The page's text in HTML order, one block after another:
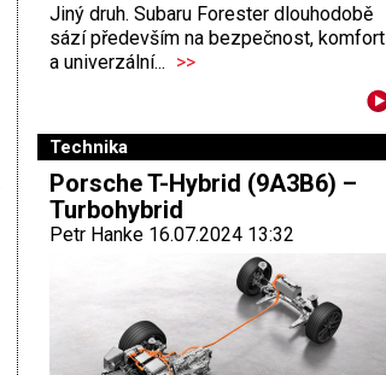
Jiný druh. Subaru Forester dlouhodobě
sází především na bezpečnost, komfort
a univerzální... >>
Technika
Porsche T-Hybrid (9A3B6) –
Turbohybrid
Petr Hanke 16.07.2024 13:32